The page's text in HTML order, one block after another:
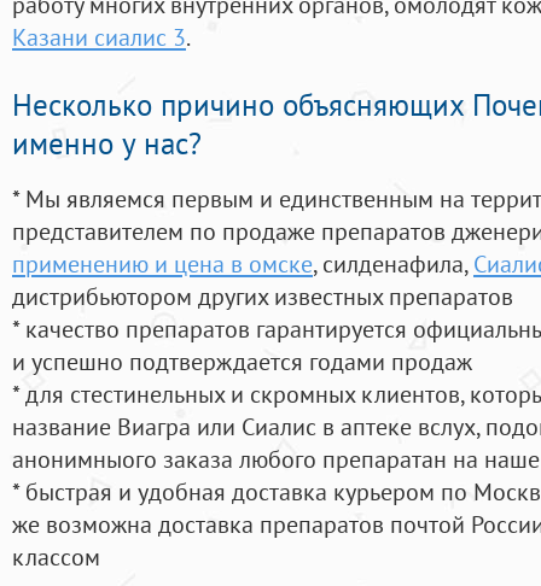
Казани сиалис 3.
Несколько причино объясняющих
именно у нас?
* Мы являемся первым и единственным на
представителем по продаже препаратов
применению и цена в омске, силденафила,
дистрибьютором других известных препаратов
* качество препаратов гарантируется
и успешно подтверждается годами продаж
* для стестинельных и скромных клиентов,
название Виагра или Сиалис в аптеке вслух,
анонимныого заказа любого препаратан на
* быстрая и удобная доставка курьером по
же возможна доставка препаратов почтой
классом